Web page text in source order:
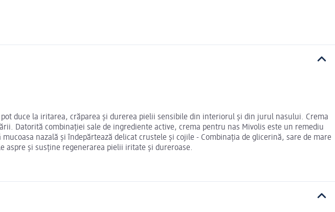
duce la iritarea, crăparea și durerea pielii sensibile din interiorul și din jurul nasului. Crema
Datorită combinației sale de ingrediente active, crema pentru nas Mivolis este un remediu
nazală și îndepărtează delicat crustele și cojile - Combinația de glicerină, sare de mare
aspre și susține regenerarea pielii iritate și dureroase.